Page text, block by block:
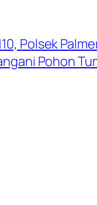
Polsek
Pohon